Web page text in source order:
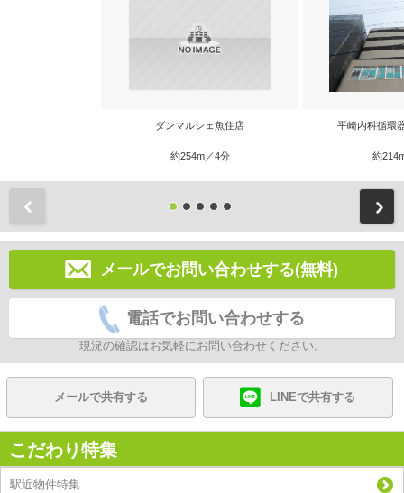
ダンマルシェ魚住店
約254m／4分
平崎内科循環
約
メールでお問い合わせする(無料)
電話でお問い合わせする
現況の確認はお気軽にお問い合わせください。
メールで共有する LINEで共有する
こだわり特集
駅近物件特集